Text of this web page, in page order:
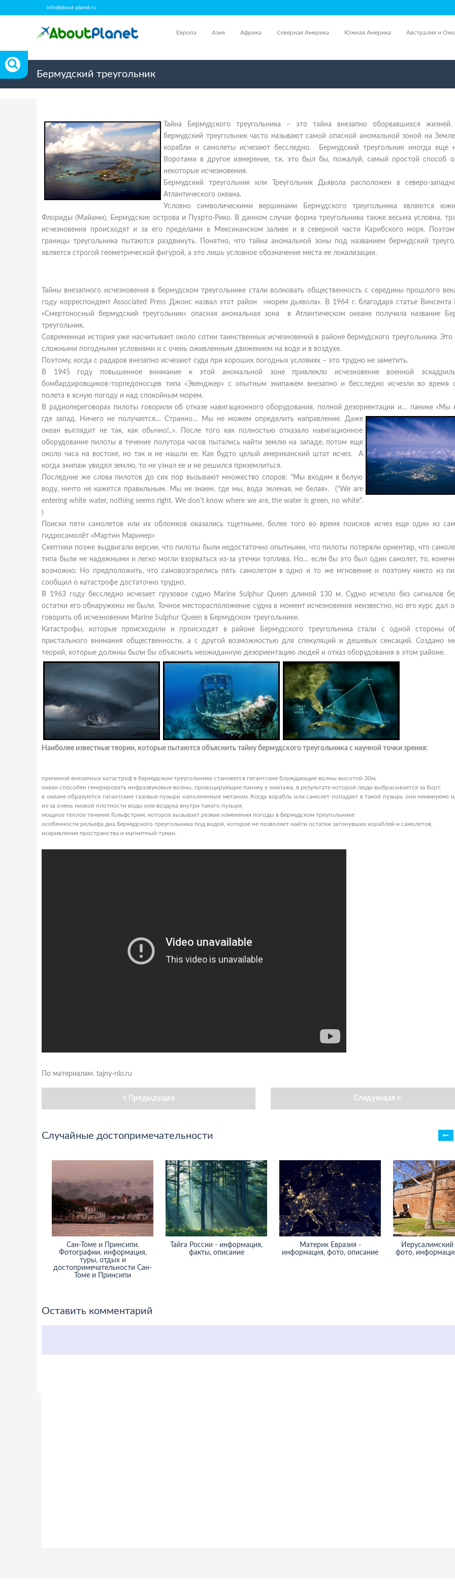
info@about-planet.ru
Европа Азия Африка Северная Америка Южная Америка Австралия и
Бермудский треугольник
Тайна Бермудского треугольника – это тайна внезапно оборвавшихся жизней.
бермудский треугольник часто называют самой опасной аномальной зоной на
корабли и самолеты исчезают бесследно. Бермудский треугольник иногда еще
Воротами в другое измерение, т.к. это был бы, пожалуй, самый простой способ
некоторые исчезновения.
Бермудский треугольник или Треугольник Дьявола расположен в северо-
Атлантического океана.
Условно символическими вершинами Бермудского треугольника являются
Флориды (Майами), Бермудские острова и Пуэрто-Рико. В данном случае форма треугольника также весьма условна,
исчезновения происходят и за его пределами в Мексиканском заливе и в северной части Карибского моря.
границы треугольника пытаются раздвинуть. Понятно, что тайна аномальной зоны под названием бермудский
является строгой геометрической фигурой, а это лишь условное обозначение места ее локализации.
Тайны внезапного исчезновения в бермудском треугольнике стали волновать общественность с середины прошлого
году корреспондент Associated Press Джонс назвал этот район «морем дьявола». В 1964 г. благодаря статье Винсента
«Смертоносный бермудский треугольник» опасная аномальная зона в Атлантическом океане получила название
треугольник.
Современная история уже насчитывает около сотни таинственных исчезновений в районе бермудского треугольника. Это
сложными погодными условиями и с очень оживленным движением на воде и в воздухе.
Поэтому, когда с радаров внезапно исчезают суда при хороших погодных условиях – это трудно не заметить.
В 1945 году повышенное внимание к этой аномальной зоне привлекло исчезновение военной
бомбардировщиков-торпедоносцев типа «Эвенджер» с опытным экипажем внезапно и бесследно исчезли во время
полета в ясную погоду и над спокойным морем.
В радиопереговорах пилоты говорили об отказе навигационного оборудования, полной дезориентации и… панике «Мы
где запад. Ничего не получается… Странно… Мы не можем определить направление. Даже
океан выглядит не так, как обычно!..». После того как полностью отказало навигационное
оборудование пилоты в течение полутора часов пытались найти землю на западе, потом еще
около часа на востоке, но так и не нашли ее. Как будто целый американский штат исчез. А
когда экипаж увидел землю, то не узнал ее и не решился приземлиться.
Последние же слова пилотов до сих пор вызывают множество споров: "Мы входим в белую
воду, ничто не кажется правильным. Мы не знаем, где мы, вода зеленая, не белая». ("We are
entering white water, nothing seems right. We don't know where we are, the water is green, no white".
)
Поиски пяти самолетов или их обломков оказались тщетными, более того во время поисков исчез еще один из
гидросамолёт «Мартин Маринер»
Скептики позже выдвигали версии, что пилоты были недостаточно опытными, что пилоты потеряли ориентир, что
типа были не надежными и легко могли взорваться из-за утечки топлива. Но… если бы это был один самолет, то,
возможно. Но предположить, что самовозгорелись пять самолетом в одно и то же мгновение и поэтому никто из
сообщил о катастрофе достаточно трудно.
В 1963 году бесследно исчезает грузовое судно Marine Sulphur Queen длиной 130 м. Судно исчезло без сигналов
остатки его обнаружены не были. Точное месторасположение судна в момент исчезновения неизвестно, но его курс дал
говорить об исчезновении Marine Sulphur Queen в Бермудском треугольнике.
Катастрофы, которые происходили и происходят в районе Бермудского треугольника стали с одной стороны
пристального внимания общественности, а с другой возможностью для спекуляций и дешевых сенсаций. Создано
теорий, которые должны были бы объяснить неожиданную дезориентацию людей и отказ оборудования в этом районе.
Наиболее известные теории, которые пытаются объяснить тайну бермудского треугольника с научной точки зрения:
причиной внезапных катастроф в бермудском треугольнике становятся гигантские блуждающие волны высотой 30м,
океан способен генерировать инфразвуковые волны, провоцирующие панику у экипажа, в результате которой люди выбрасывается за борт,
в океане образуются гигантские газовые пузыри наполненные метаном. Когда корабль или самолет попадает в такой пузырь они неминуемо
из-за очень низкой плотности воды или воздуха внутри такого пузыря,
мощное теплое течение Гольфстрим, которое вызывает резкие изменения погоды в Бермудском треугольнике
особенности рельефа дна Бермудского треугольника под водой, которое не позволяет найти остатки затонувших кораблей и самолетов,
искривление пространства и магнитный туман.
По материалам. tajny-nlo.ru
Предыдущая Следующая
Случайные достопримечательности
Сан-Томе и Принсипи.
Фотографии, информация,
туры, отдых и
достопримечательности Сан-
Томе и Принсипи
Тайга России - информация,
факты, описание
Материк Евразия -
информация, фото, описание
Иерусалимский
фото,
Оставить комментарий